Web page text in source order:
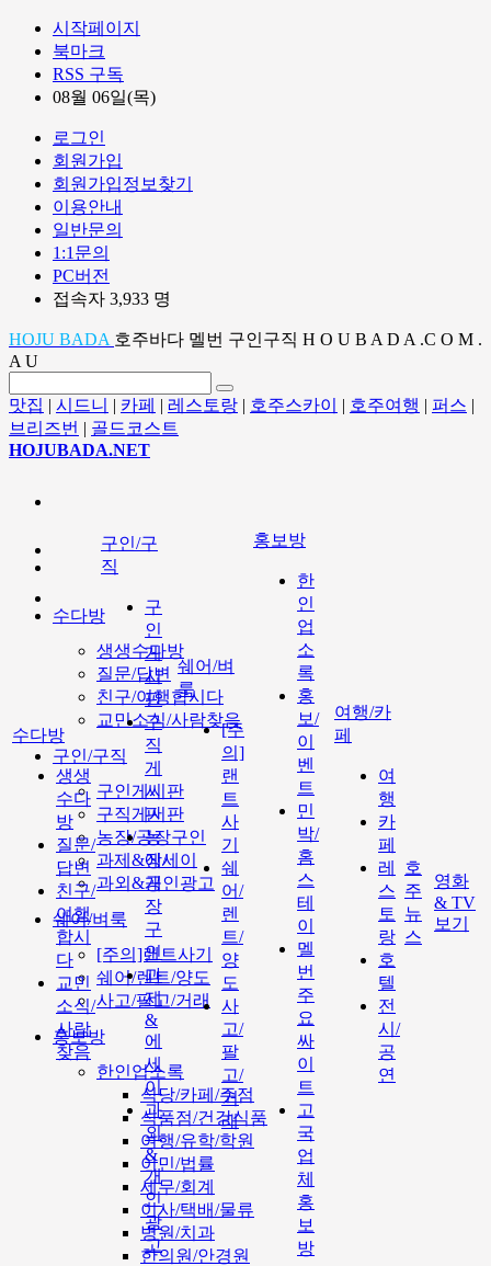
시작페이지
북마크
RSS 구독
08월 06일(목)
로그인
회원가입
회원가입정보찾기
이용안내
일반문의
1:1문의
PC버전
접속자 3,933 명
HOJU BADA 호주바다 멜번 구인구직 H O U B A D A .C O M .
A U
맛집 | 시드니 | 카페 | 레스토랑 | 호주스카이 | 호주여행 | 퍼스 |
브리즈번 | 골드코스트
HOJUBADA.NET
수다방
생생수다방
질문/답변
친구/여행합시다
교민소식/사람찾음
구인/구직
구인게시판
구직게시판
농장/공장구인
과제&에세이
과외&개인광고
쉐어/벼룩
[주의]랜트사기
쉐어/렌트/양도
사고/팔고/거래
홍보방
한인업소록
식당/카페/주점
식품점/건강식품
여행/유학/학원
이민/법률
세무/회계
이사/택배/물류
병원/치과
한의원/안경원
수다방
생생
수다
방
질문/
답변
친구/
여행
합시
다
교민
소식/
사람
찾음
구인/구
직
구
인
게
시
판
구
직
게
시
판
농
장/
공
장
구
인
과
제
&
에
세
이
과
외
&
개
인
광
고
쉐어/벼
룩
[주
의]
랜
트
사
기
쉐
어/
렌
트/
양
도
사
고/
팔
고/
거
래
홍보방
한
인
업
소
록
홍
보/
이
벤
트
민
박/
홈
스
테
이
멜
번
주
요
싸
이
트
고
국
업
체
홍
보
방
여행/카
페
여
행
카
페
레
스
토
랑
호
텔
전
시/
공
연
호
주
뉴
스
영화
& TV
보기